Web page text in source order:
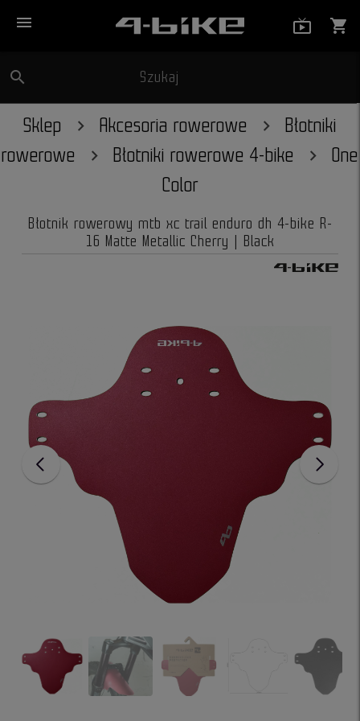
menu shopping_cart
search Szukaj
Sklep Akcesoria rowerowe
Błotniki
rowerowe
Błotniki rowerowe 4-bike
One
Color
Błotnik rowerowy mtb xc trail enduro dh 4-bike R-
16 Matte Metallic Cherry | Black